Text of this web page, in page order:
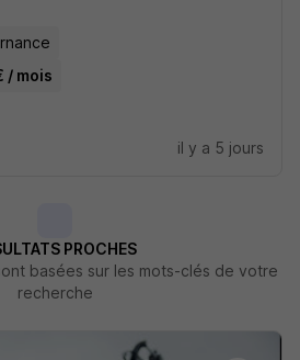
/ mois
il y a 5 jours
PROCHES
basées sur les mots-clés de votre
recherche